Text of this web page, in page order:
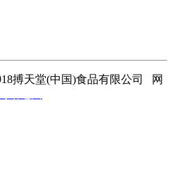
搏天堂(中国)食品有限公司 网